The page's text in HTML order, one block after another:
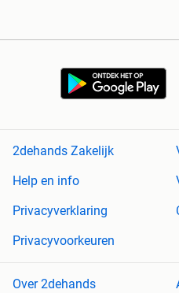
2dehands Zakelijk
Help en info
Privacyverklaring
Privacyvoorkeuren
Over 2dehands